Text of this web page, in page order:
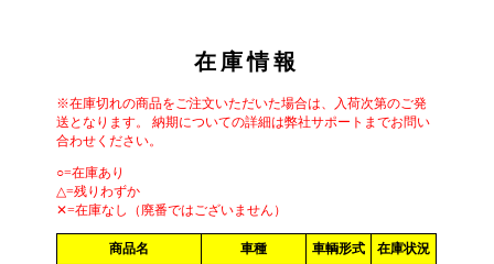
在庫情報
※在庫切れの商品をご注文いただいた場合は、入荷次第のご発
送となります。 納期についての詳細は弊社サポートまでお問い
合わせください。
○=在庫あり
△=残りわずか
✕=在庫なし（廃番ではございません）
商品名 車種 車輌形式
在庫状況